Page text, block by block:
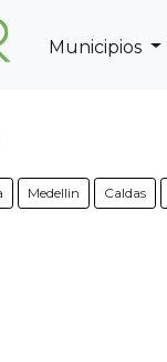
Municipios
Medellin Caldas